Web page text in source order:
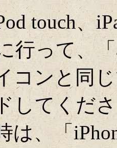
touch、
行って、
コンと同
してくだ
は、「